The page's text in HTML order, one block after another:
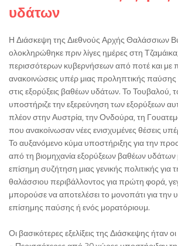
υδάτων
Η Διάσκεψη της Διεθνούς Αρχής Θαλάσσιων
ολοκληρώθηκε πριν λίγες ημέρες στη
περισσότερων κυβερνήσεων από ποτέ και με
ανακοινώσεις υπέρ μιας προληπτικής
στις εξορύξεις βαθέων υδάτων. Το Τουβαλού,
υποστήριζε την εξερεύνηση των εξορύξεων
πλέον στην Αυστρία, την Ονδούρα, τη
που ανακοίνωσαν νέες ενισχυμένες θέσεις
Το αυξανόμενο κύμα υποστήριξης για την
από τη βιομηχανία εξορύξεων βαθέων
επίσημη συζήτηση μιας γενικής πολιτικής για
θαλάσσιου περιβάλλοντος για πρώτη φορά,
μπορούσε να αποτελέσει το μονοπάτι για την
επίσημης παύσης ή ενός μορατόριουμ.
Οι βασικότερες εξελίξεις της Διάσκεψης ήταν οι